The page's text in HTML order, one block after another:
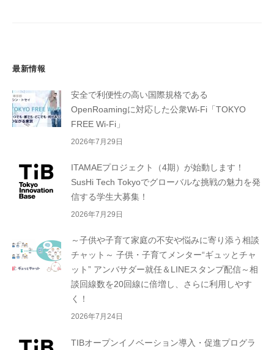
送
最新情報
安全で利便性の高い国際規格である
OpenRoamingに対応した公衆Wi-Fi「TOKYO
FREE Wi-Fi」
2026年7月29日
ITAMAEプロジェクト（4期）が始動します！
SusHi Tech Tokyoでグローバルな挑戦の魅力を発
信する学生大募集！
2026年7月29日
～子供や子育て家庭の不安や悩みに寄り添う相談
チャット～ 子供・子育てメンター“ギュッとチャ
ット” アンバサダー就任＆LINEスタンプ配信～相
談回線数を20回線に倍増し、さらに利用しやす
く！
2026年7月24日
TIBオープンイノベーション導入・促進プログラ